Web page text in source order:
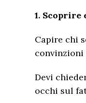
1. Scoprire
Capire chi
Devi
occhi sul